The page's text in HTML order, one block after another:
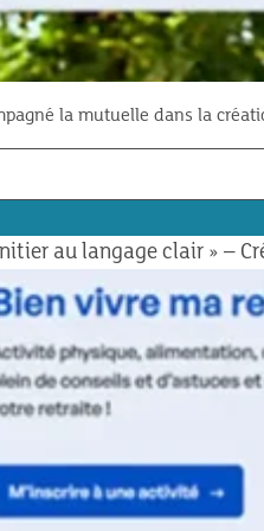
la mutuelle dans la
au langage clair » –